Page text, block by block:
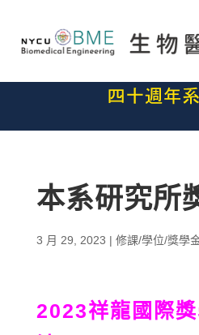
本系研究所
3 月 29, 2023 | 修課/學位/獎學
2023祥龍國際